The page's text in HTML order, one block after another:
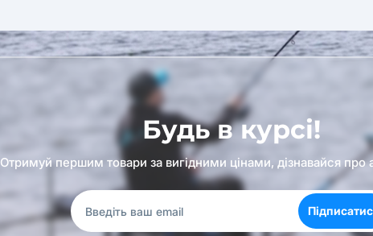
Будь в курсі!
Отримуй першим товари за вигідними цінами, дізнавайся про